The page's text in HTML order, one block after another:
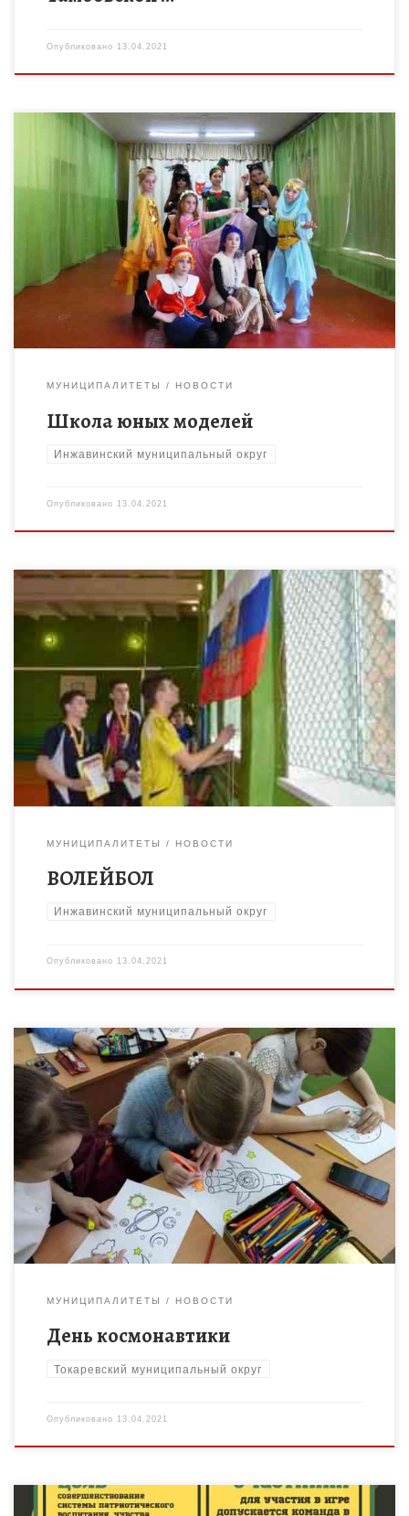
Опубликовано 13.04.2021
10 апреля 2021 в рамках реализации дополнительной
общеразвивающей программы «Школа юных моделей»
(руководитель Кондратюк Светлана Валентиновна)
состоялось дефиле сценических костюмов. В начале
мероприятия Осипова Наталья […]
МУНИЦИПАЛИТЕТЫ НОВОСТИ
Школа юных моделей
Инжавинский муниципальный округ
Опубликовано 13.04.2021
10.04.2021 г. в р.п. Инжавино на базе МБОУ ДО «ДЮСШ»
прошел традиционный межрайонный турнир по волейболу
среди девушек, посвященный Дню Победы в Великой
Отечественной войне 1941 […]
МУНИЦИПАЛИТЕТЫ НОВОСТИ
ВОЛЕЙБОЛ
Инжавинский муниципальный округ
Опубликовано 13.04.2021
День космонавтики 2021: история и традиции праздника. 12
апреля 1961 года на земную орбиту вывели первый в мире
космический корабль-спутник с человеком на борту. С тех пор
[…]
МУНИЦИПАЛИТЕТЫ НОВОСТИ
День космонавтики
Токаревский муниципальный округ
Опубликовано 13.04.2021